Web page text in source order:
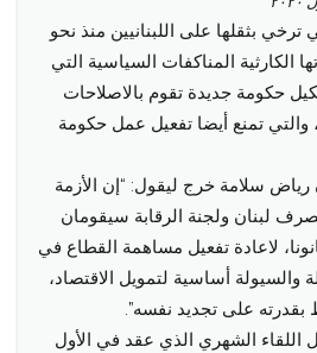
ترخي بثقلها على اللبنانيين منذ نحو
الكارثية المناكفات السياسية التي
حكومة جديدة تقوم بالاصلاحات
والتي تمنع أيضا تفعيل عمل حكومة
سلامة خرج ليقول: “إن الأزمة
لبنان ولجنة الرقابة سيقومان
لاعادة تفعيل مساهمة القطاع في
والسيولة أساسية لتمويل الاقتصاد،
بقدرته على تجديد نفسه”.
اللقاء الشهري الذي عقد في الأول